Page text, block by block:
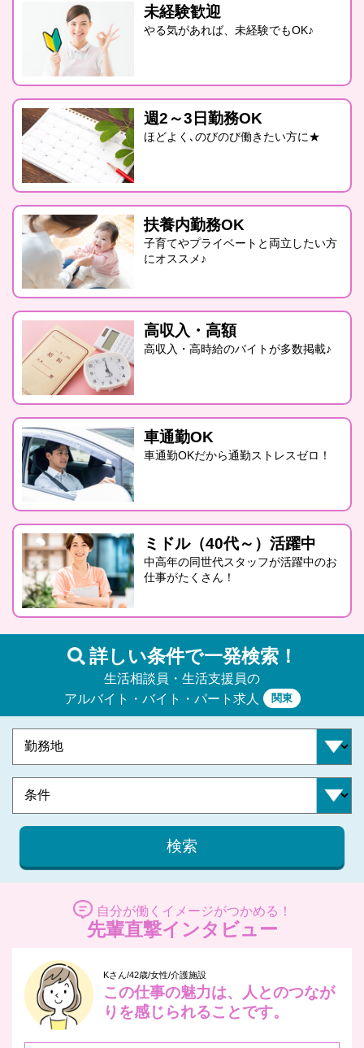
未経験歓迎
やる気があれば、未経験でもOK♪
週2～3日勤務OK
ほどよく､のびのび働きたい方に★
扶養内勤務OK
子育てやプライベートと両立したい方
にオススメ♪
高収入・高額
高収入・高時給のバイトが多数掲載♪
車通勤OK
車通勤OKだから通勤ストレスゼロ！
ミドル（40代～）活躍中
中高年の同世代スタッフが活躍中のお
仕事がたくさん！
詳しい条件で一発検索！
生活相談員・生活支援員の
アルバイト・バイト・パート求人
関東
検索
自分が働くイメージがつかめる！
先輩直撃インタビュー
Kさん/42歳/女性/介護施設
この仕事の魅力は、人とのつなが
りを感じられることです。